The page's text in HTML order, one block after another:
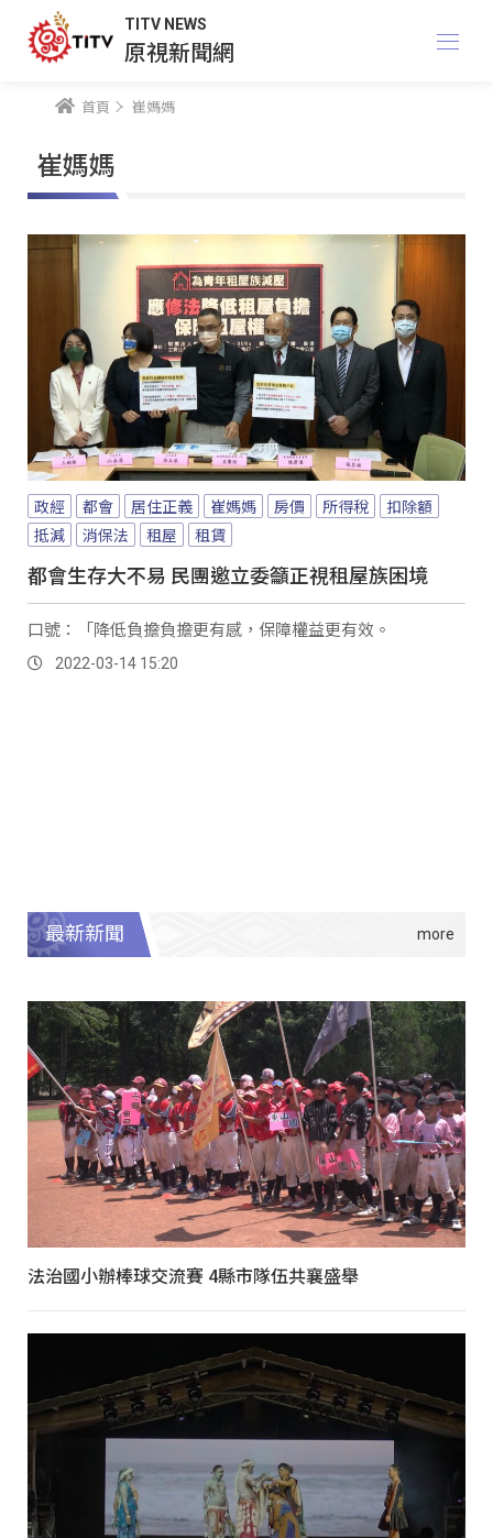
TITV NEWS
原視新聞網
首頁 崔媽媽
崔媽媽
政經 都會 居住正義 崔媽媽 房價 所得稅
扣除額
抵減
消保法 租屋 租賃
都會生存大不易 民團邀立委籲正視租屋族困境
口號：「降低負擔負擔更有感，保障權益更有效。
2022-03-14 15:20
最新新聞
法治國小辦棒球交流賽 4縣市隊伍共襄盛舉